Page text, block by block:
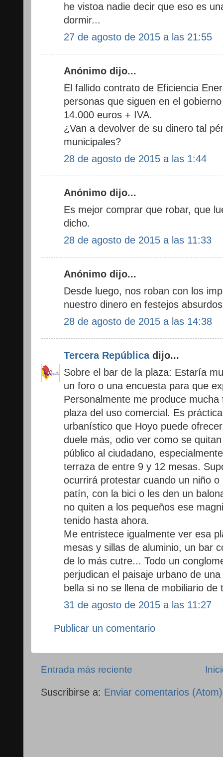
he vistoa nadie decir que eso es
dormir...
27 de agosto de 2015 a las 21:55
Anónimo dijo...
El fallido contrato de Eficiencia
personas que siguen en el
14.000 euros + IVA.
¿Van a devolver de su dinero tal
municipales?
28 de agosto de 2015 a las 1:44
Anónimo dijo...
Es mejor comprar que robar, que
dicho.
28 de agosto de 2015 a las 11:33
Anónimo dijo...
Desde luego, nos roban con los
nuestro dinero en festejos
28 de agosto de 2015 a las 14:38
Tercera Repúblicadijo...
Sobre el bar de la plaza: Estaría
un foro o una encuesta para que
Personalmente me produce
plaza del uso comercial. Es
urbanístico que Hoyo puede
duele más, odio ver como se
público al ciudadano,
terraza de entre 9 y 12 mesas.
ocurrirá protestar cuando un niño
patín, con la bici o les den un
no quiten a los pequeños ese
tenido hasta ahora.
Me entristece igualmente ver esa
mesas y sillas de aluminio, un bar
de lo más cutre... Todo un
perjudican el paisaje urbano de
bella si no se llena de mobiliario
31 de agosto de 2015 a las 11:27
Publicar un comentario
Entrada más reciente
Suscribirse a: Enviar comentarios (Atom)